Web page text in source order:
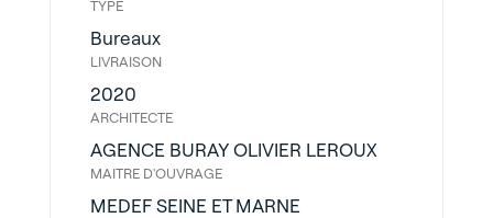
TYPE
Bureaux
LIVRAISON
2020
ARCHITECTE
AGENCE BURAY OLIVIER LEROUX
MAITRE D'OUVRAGE
MEDEF SEINE ET MARNE